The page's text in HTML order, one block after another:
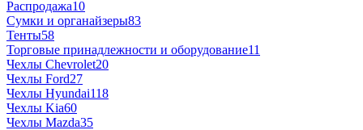
Распродажа10
Сумки и органайзеры83
Тенты58
Торговые принадлежности и оборудование11
Чехлы Chevrolet20
Чехлы Ford27
Чехлы Hyundai118
Чехлы Kia60
Чехлы Mazda35